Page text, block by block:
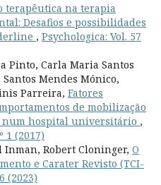
terapêutica na terapia
Desafios e possibilidades
, Psychologica: Vol. 57
Pinto, Carla Maria Santos
Mendes Mónico,
Parreira, Fatores
de mobilização
num hospital universitário ,
1 (2017)
Robert Cloninger, O
e Carater Revisto (TCI-
(2023)